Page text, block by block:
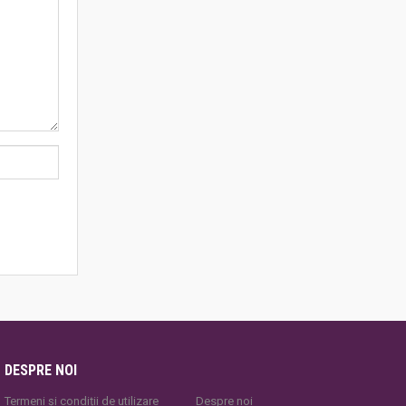
DESPRE NOI
Termeni și condiții de utilizare Despre noi